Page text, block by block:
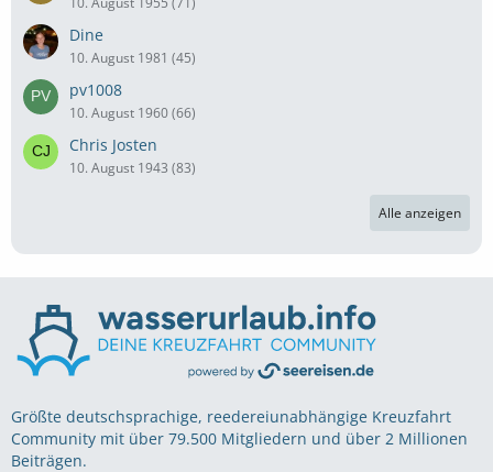
Dine
10. August 1981 (45)
pv1008
10. August 1960 (66)
Chris Josten
10. August 1943 (83)
Alle anzeigen
Größte deutschsprachige, reedereiunabhängige Kreuzfahrt
Community mit über 79.500 Mitgliedern und über 2 Millionen
Beiträgen.